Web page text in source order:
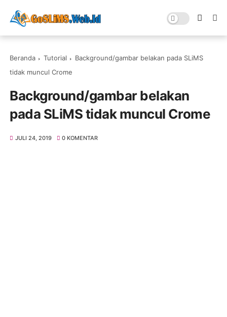
Beranda Tutorial
Background/gambar belakan pada SLiMS
tidak muncul Crome
Background/gambar belakan
pada SLiMS tidak muncul Crome
JULI 24, 2019 0 KOMENTAR